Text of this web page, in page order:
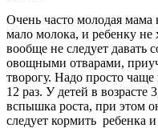
Очень часто молодая мама
мало молока, и ребенку не
вообще не следует давать
овощными отварами,
творогу. Надо просто
12 раз. У детей в возрасте
вспышка роста, при этом
следует кормить ребенка